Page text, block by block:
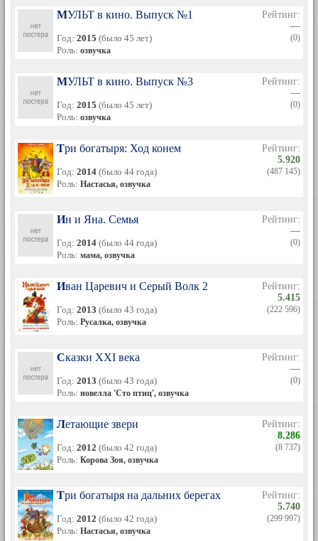
МУЛЬТ в кино. Выпуск №1
Год: 2015 (было 45 лет)
Роль: озвучка
Рейтинг:
—
(0)
МУЛЬТ в кино. Выпуск №3
Год: 2015 (было 45 лет)
Роль: озвучка
Рейтинг:
—
(0)
Три богатыря: Ход конем
Год: 2014 (было 44 года)
Роль: Настасья, озвучка
Рейтинг:
5.920
(487 145)
Ин и Яна. Семья
Год: 2014 (было 44 года)
Роль: мама, озвучка
Рейтинг:
—
(0)
Иван Царевич и Серый Волк 2
Год: 2013 (было 43 года)
Роль: Русалка, озвучка
Рейтинг:
5.415
(222 596)
Сказки XXI века
Год: 2013 (было 43 года)
Роль: новелла 'Сто птиц', озвучка
Рейтинг:
—
(0)
Летающие звери
Год: 2012 (было 42 года)
Роль: Корова Зоя, озвучка
Рейтинг:
8.286
(8 737)
Три богатыря на дальних берегах
Год: 2012 (было 42 года)
Роль: Настасья, озвучка
Рейтинг:
5.740
(299 997)